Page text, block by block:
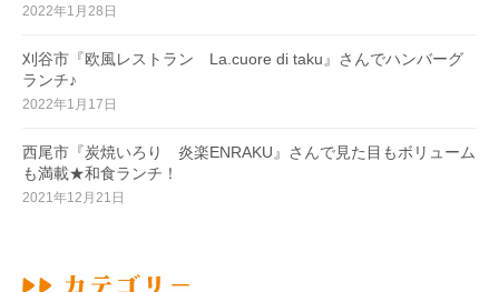
2022年1月28日
刈谷市『欧風レストラン La.cuore di taku』さんでハンバーグ
ランチ♪
2022年1月17日
西尾市『炭焼いろり 炎楽ENRAKU』さんで見た目もボリューム
も満載★和食ランチ！
2021年12月21日